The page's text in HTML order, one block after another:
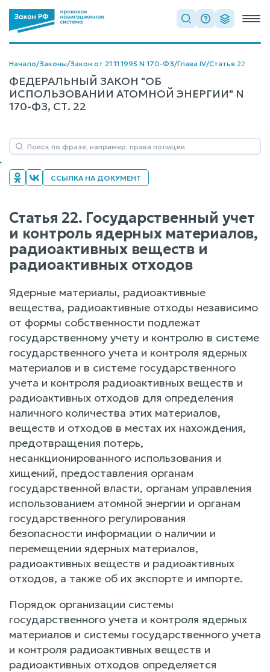
Начало/Законы/Закон от 21.11.1995 N 170-ФЗ/Глава IV/Статья 22
ФЕДЕРАЛЬНЫЙ ЗАКОН "ОБ
ИСПОЛЬЗОВАНИИ АТОМНОЙ ЭНЕРГИИ" N
170-ФЗ, СТ. 22
ССЫЛКА НА ДОКУМЕНТ
Статья 22. Государственный учет
и контроль ядерных материалов,
радиоактивных веществ и
радиоактивных отходов
Ядерные материалы, радиоактивные
вещества, радиоактивные отходы независимо
от формы собственности подлежат
государственному учету и контролю в системе
государственного учета и контроля ядерных
материалов и в системе государственного
учета и контроля радиоактивных веществ и
радиоактивных отходов для определения
наличного количества этих материалов,
веществ и отходов в местах их нахождения,
предотвращения потерь,
несанкционированного использования и
хищений, предоставления органам
государственной власти, органам управления
использованием атомной энергии и органам
государственного регулирования
безопасности информации о наличии и
перемещении ядерных материалов,
радиоактивных веществ и радиоактивных
отходов, а также об их экспорте и импорте.
Порядок организации системы
государственного учета и контроля ядерных
материалов и системы государственного учета
и контроля радиоактивных веществ и
радиоактивных отходов определяется